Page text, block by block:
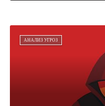
АНАЛИЗ УГРОЗ